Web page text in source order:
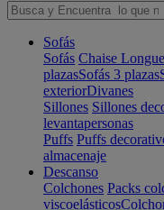
Sofás
Sofás Chaise Longue
plazasSofás 3 plazas
exteriorDivanes
Sillones Sillones
levantapersonas
Puffs Puffs
almacenaje
Descanso
Colchones Packs
viscoelásticos